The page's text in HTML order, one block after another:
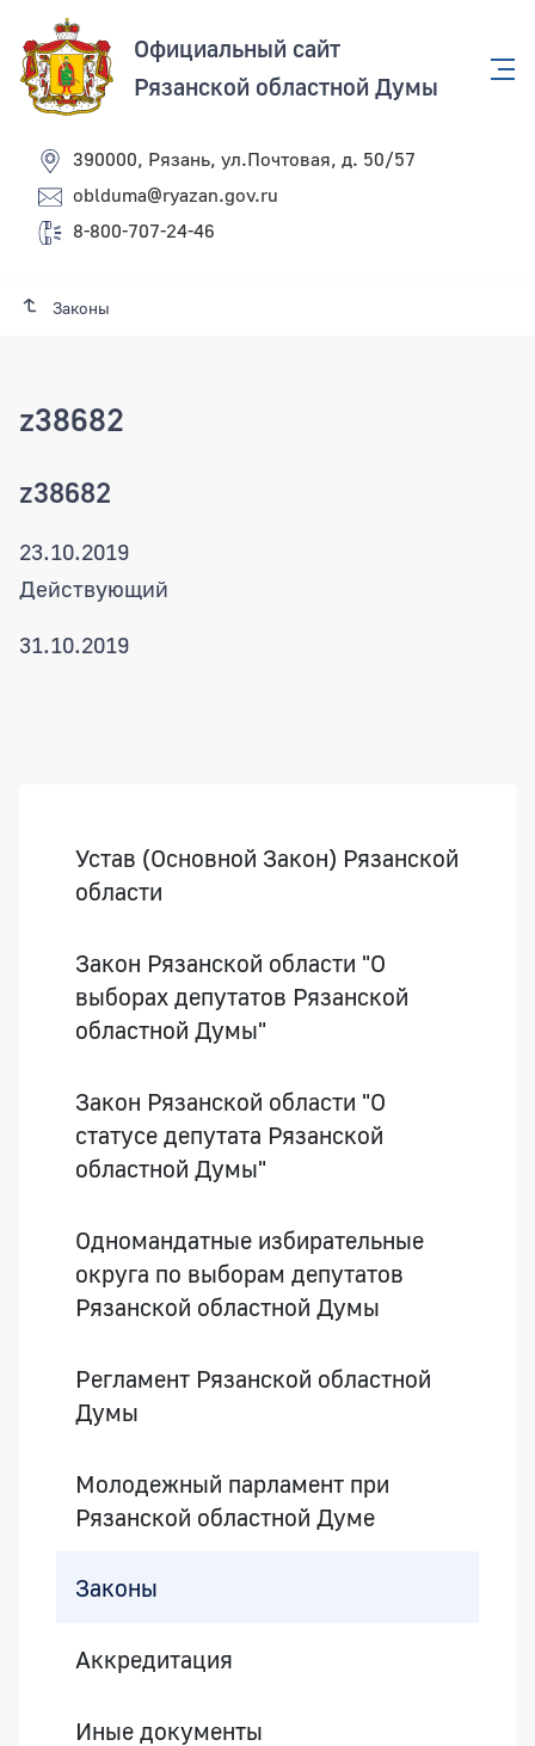
Официальный сайт
Рязанской областной Думы
390000, Рязань, ул.Почтовая, д. 50/57
oblduma@ryazan.gov.ru
8-800-707-24-46
Законы
z38682
z38682
23.10.2019
Действующий
31.10.2019
Устав (Основной Закон) Рязанской
области
Закон Рязанской области "О
выборах депутатов Рязанской
областной Думы"
Закон Рязанской области "О
статусе депутата Рязанской
областной Думы"
Одномандатные избирательные
округа по выборам депутатов
Рязанской областной Думы
Регламент Рязанской областной
Думы
Молодежный парламент при
Рязанской областной Думе
Законы
Аккредитация
Иные документы